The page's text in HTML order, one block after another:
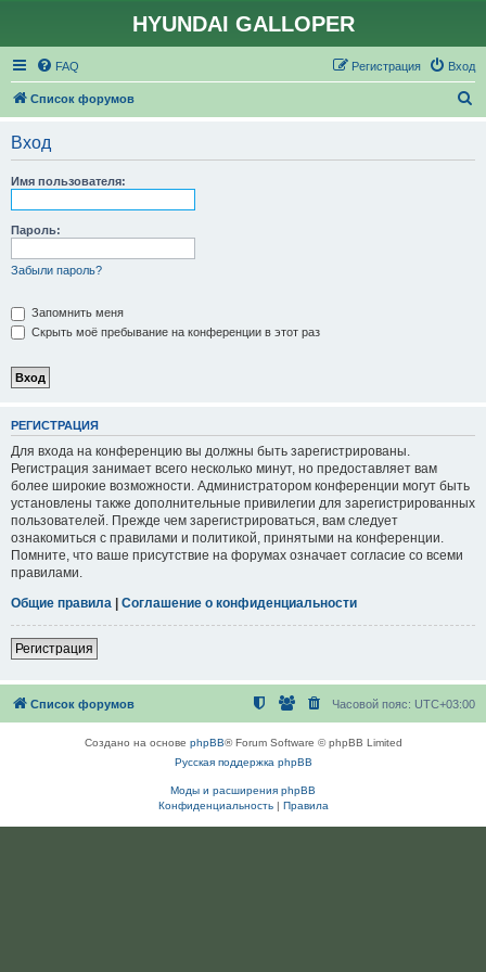
HYUNDAI GALLOPER
FAQ Вход
Регистрация
Список форумов
Вход
Имя пользователя:
Пароль:
Забыли пароль?
Запомнить меня
Скрыть моё пребывание на конференции в этот раз
РЕГИСТРАЦИЯ
Для входа на конференцию вы должны быть зарегистрированы.
Регистрация занимает всего несколько минут, но предоставляет вам
более широкие возможности. Администратором конференции могут быть
установлены также дополнительные привилегии для зарегистрированных
пользователей. Прежде чем зарегистрироваться, вам следует
ознакомиться с правилами и политикой, принятыми на конференции.
Помните, что ваше присутствие на форумах означает согласие со всеми
правилами.
Общие правила | Соглашение о конфиденциальности
Регистрация
Список форумов Часовой пояс: UTC+03:00
Создано на основе phpBB® Forum Software © phpBB Limited
Русская поддержка phpBB
Моды и расширения phpBB
Конфиденциальность| Правила